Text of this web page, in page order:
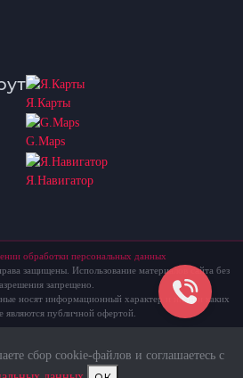
Я.Карты
G.Maps
Я.Навигатор
обработки персональных данных
защищены. Использование материалов сайта без
запрещено.
носят информационный характер и ни при каких
являются публичной офертой.
сбор cookie-файлов и соглашаетесь с